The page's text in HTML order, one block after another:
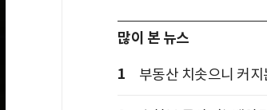
많이 본 뉴스
1
부동산 치솟으니 커